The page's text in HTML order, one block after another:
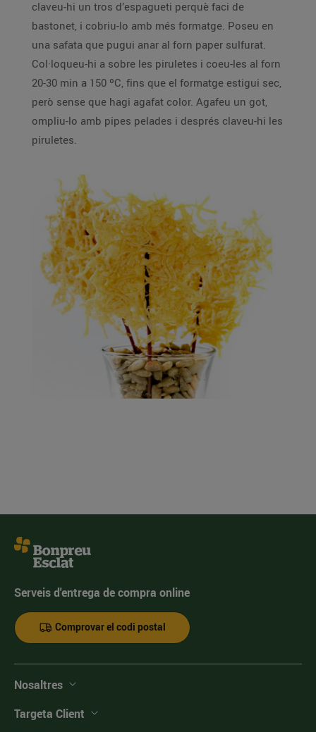
claveu-hi un tros d’espagueti perquè faci de
bastonet, i cobriu-lo amb més formatge. Poseu en
una safata que pugui anar al forn paper sulfurat.
Col·loqueu-hi a sobre les piruletes i coeu-les al forn
20-30 min a 150 ºC, fins que el formatge estigui sec,
però sense que hagi agafat color. Agafeu un got,
ompliu-lo amb pipes pelades i després claveu-hi les
piruletes.
Serveis d'entrega de compra online
Comprovar el codi postal
Nosaltres
Targeta Client